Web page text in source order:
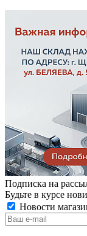
Подписка на
Будьте в курсе
Новости